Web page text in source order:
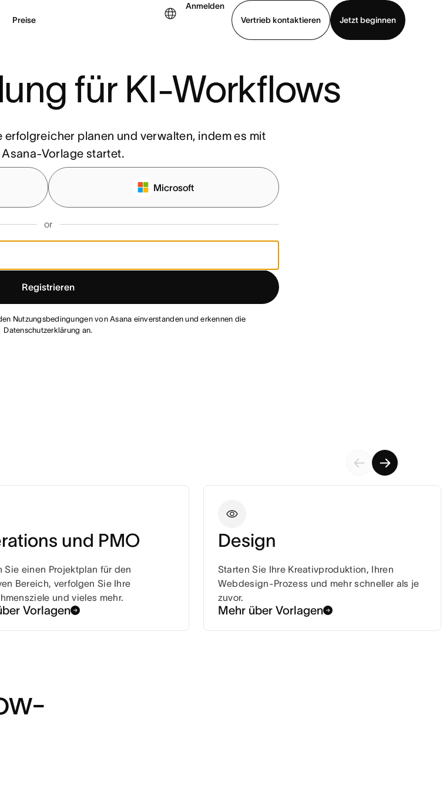
Preise
Anmelden
Vertrieb kontaktieren
Jetzt beginnen
für KI-Workflows
erfolgreicher planen und verwalten, indem es mit
Vorlage startet.
Microsoft
or
Registrieren
Nutzungsbedingungen von Asana einverstanden und erkennen die
Datenschutzerklärung an.
und PMO
Sie einen Projektplan für den
Bereich, verfolgen Sie Ihre
und vieles mehr.
Vorlagen
Design
Starten Sie Ihre Kreativproduktion, Ihren
Webdesign-Prozess und mehr schneller als je
zuvor.
Mehr über Vorlagen